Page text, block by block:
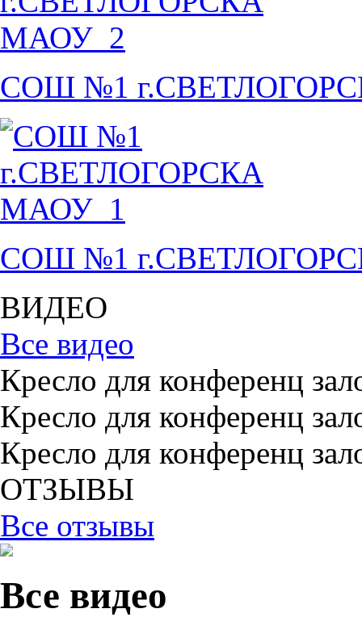
СОШ №1
СОШ №1
ВИДЕО
Все видео
Кресло для конференц
Кресло для конференц
Кресло для конференц
ОТЗЫВЫ
Все отзывы
Все видео